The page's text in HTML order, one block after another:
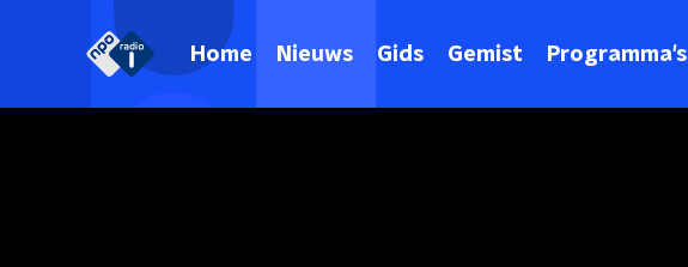
Home Nieuws Gids Gemist Programma's